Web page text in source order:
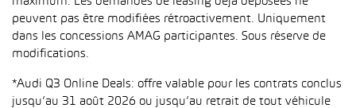
peuvent pas être modifiées rétroactivement. Uniquement
dans les concessions AMAG participantes. Sous réserve de
modifications.
*Audi Q3 Online Deals: offre valable pour les contrats conclus
jusqu’au 31 août 2026 ou jusqu’au retrait de tout véhicule